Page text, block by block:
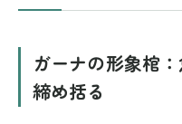
ガーナの形象棺
締め括る